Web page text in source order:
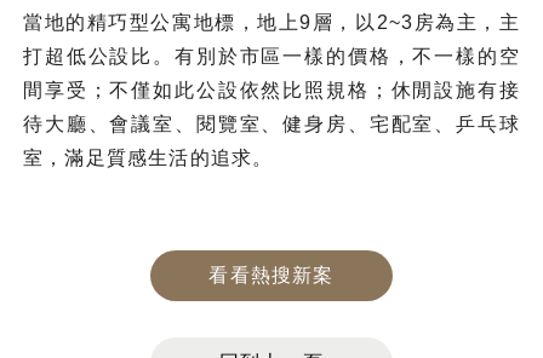
當地的精巧型公寓地標，地上9層，以2~3房為主，主
打超低公設比。有別於市區一樣的價格，不一樣的空
間享受；不僅如此公設依然比照規格；休閒設施有接
待大廳、會議室、閱覽室、健身房、宅配室、乒乓球
室，滿足質感生活的追求。
看看熱搜新案